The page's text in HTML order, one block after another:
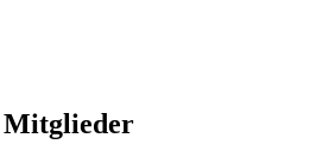
Mitglieder